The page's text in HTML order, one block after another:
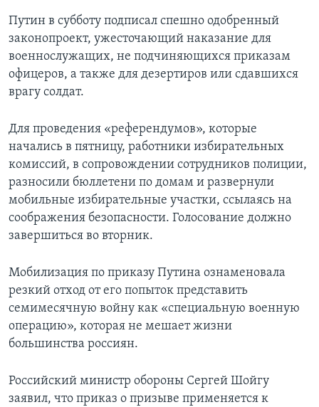
Путин в субботу подписал спешно одобренный
законопроект, ужесточающий наказание для
военнослужащих, не подчиняющихся приказам
офицеров, а также для дезертиров или сдавшихся
врагу солдат.
Для проведения «референдумов», которые
начались в пятницу, работники избирательных
комиссий, в сопровождении сотрудников полиции,
разносили бюллетени по домам и развернули
мобильные избирательные участки, ссылаясь на
соображения безопасности. Голосование должно
завершиться во вторник.
Мобилизация по приказу Путина ознаменовала
резкий отход от его попыток представить
семимесячную войну как «специальную военную
операцию», которая не мешает жизни
большинства россиян.
Российский министр обороны Сергей Шойгу
заявил, что приказ о призыве применяется к